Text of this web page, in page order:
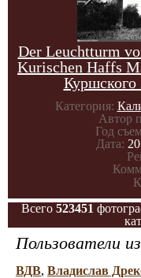
Der Leuchtturm
Kurischen Haffs
Куршского
Категория:
Автор
Год
Дата:
Всего 523451
Пользователи
ВДВ, Владислав